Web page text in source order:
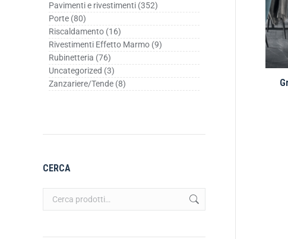
Pavimenti e rivestimenti (352)
Porte (80)
Riscaldamento (16)
Rivestimenti Effetto Marmo (9)
Rubinetteria (76)
Uncategorized (3)
Zanzariere/Tende (8)
CERCA